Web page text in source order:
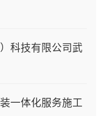
科技有限公司武
一体化服务施工